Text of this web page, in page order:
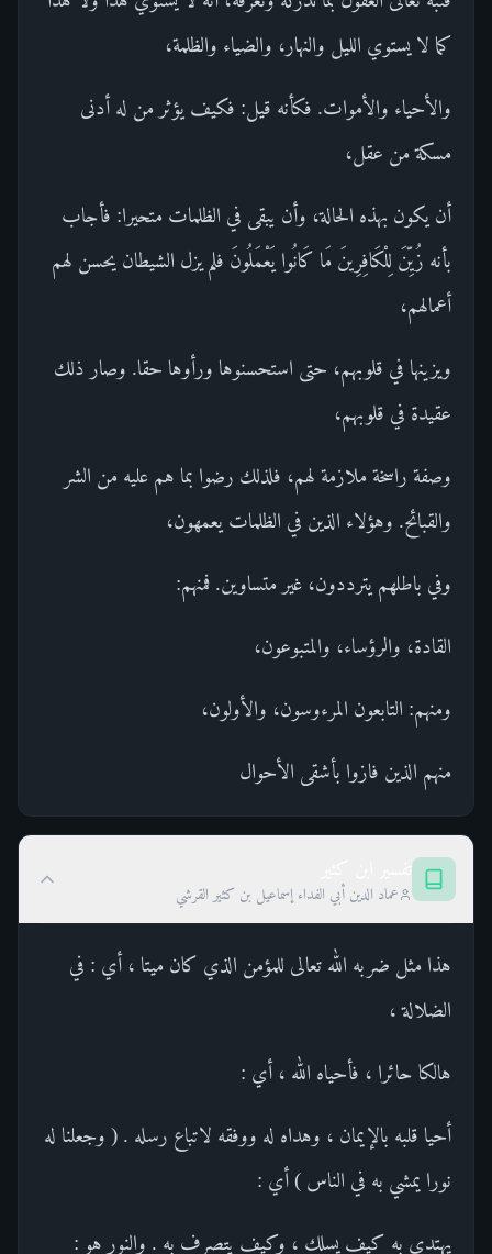
كما لا يستوي الليل والنهار، والضياء والظلمة،
والأحياء والأموات. فكأنه قيل: فكيف يؤثر من له أدنى
مسكة من عقل،
أن يكون بهذه الحالة، وأن يبقى في الظلمات متحيرا: فأجاب
بأنه زُيِّنَ لِلْكَافِرِينَ مَا كَانُوا يَعْمَلُونَ فلم يزل الشيطان يحسن لهم
أعمالهم،
ويزينها في قلوبهم، حتى استحسنوها ورأوها حقا. وصار ذلك
عقيدة في قلوبهم،
وصفة راسخة ملازمة لهم، فلذلك رضوا بما هم عليه من الشر
والقبائح. وهؤلاء الذين في الظلمات يعمهون،
وفي باطلهم يترددون، غير متساوين. فمنهم:
القادة، والرؤساء، والمتبوعون،
ومنهم: التابعون المرءوسون، والأولون،
منهم الذين فازوا بأشقى الأحوال
عماد الدين أبي الفداء إسماعيل بن كثير القرشي
هذا مثل ضربه الله تعالى للمؤمن الذي كان ميتا ، أي : في
الضلالة ،
هالكا حائرا ، فأحياه الله ، أي :
أحيا قلبه بالإيمان ، وهداه له ووفقه لاتباع رسله . ( وجعلنا له
نورا يمشي به في الناس ) أي :
يهتدي به كيف يسلك ، وكيف يتصرف به . والنور هو :